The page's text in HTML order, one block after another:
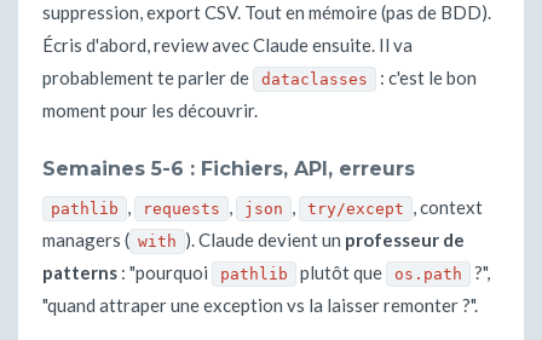
suppression, export CSV. Tout en mémoire (pas de BDD).
Écris d'abord, review avec Claude ensuite. Il va
probablement te parler de
dataclasses
: c'est le bon
moment pour les découvrir.
Semaines 5-6 : Fichiers, API, erreurs
pathlib , requests , json , try/except , context
managers ( with ). Claude devient un professeur de
patterns : "pourquoi pathlib plutôt que os.path
?",
"quand attraper une exception vs la laisser remonter ?".